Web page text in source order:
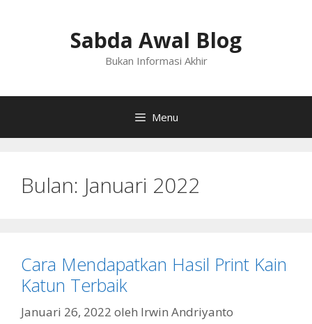
Sabda Awal Blog
Bukan Informasi Akhir
Menu
Bulan: Januari 2022
Cara Mendapatkan Hasil Print Kain
Katun Terbaik
Januari 26, 2022 oleh Irwin Andriyanto